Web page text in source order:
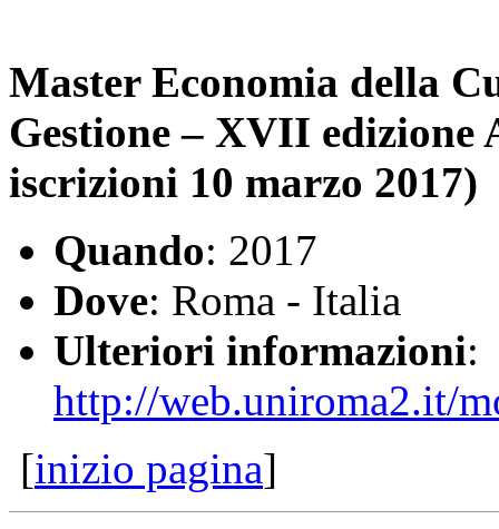
Master Economia della
Gestione – XVII edizione
iscrizioni 10 marzo 2017)
Quando: 2017
Dove: Roma - Italia
Ulteriori informazioni:
http://web.uniroma2.it/
[inizio pagina]